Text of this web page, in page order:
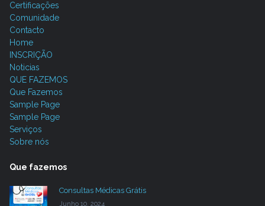
Certificações
Comunidade
Contacto
Home
INSCRIÇÃO
Noticias
QUE FAZEMOS
Que Fazemos
Sample Page
Sample Page
Serviços
Sobre nós
Que fazemos
Consultas Médicas Grátis
Junho 10, 2024